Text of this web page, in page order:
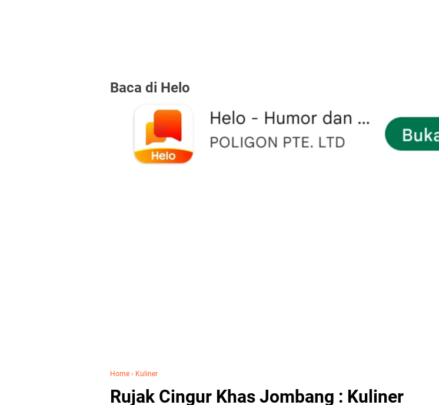
Baca di Helo
Home › Kuliner
Rujak Cingur Khas Jombang : Kuliner